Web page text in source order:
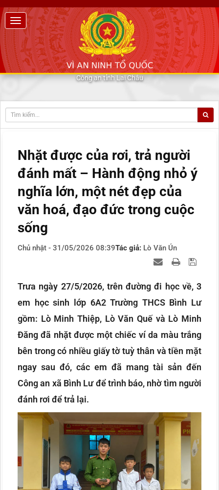
Công an tỉnh Lai Châu
Nhặt được của rơi, trả người
đánh mất – Hành động nhỏ ý
nghĩa lớn, một nét đẹp của
văn hoá, đạo đức trong cuộc
sống
Chủ nhật - 31/05/2026 08:39Tác giả: Lò Văn Ún
Trưa ngày 27/5/2026, trên đường đi học về, 3
em học sinh lớp 6A2 Trường THCS Bình Lư
gồm: Lò Minh Thiệp, Lò Văn Quế và Lò Minh
Đăng đã nhặt được một chiếc ví da màu trắng
bên trong có nhiều giấy tờ tuỳ thân và tiền mặt
ngay sau đó, các em đã mang tài sản đến
Công an xã Bình Lư để trình báo, nhờ tìm người
đánh rơi để trả lại.